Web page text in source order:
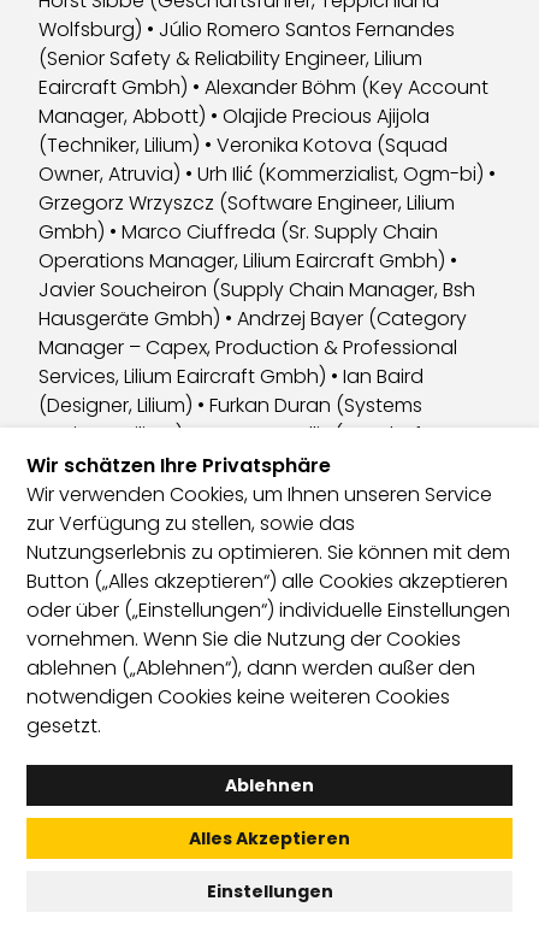
Wir schätzen Ihre Privatsphäre
Wir verwenden Cookies, um Ihnen unseren Service
zur Verfügung zu stellen, sowie das
Nutzungserlebnis zu optimieren. Sie können mit dem
Button („Alles akzeptieren“) alle Cookies akzeptieren
oder über („Einstellungen“) individuelle Einstellungen
vornehmen. Wenn Sie die Nutzung der Cookies
ablehnen („Ablehnen“), dann werden außer den
notwendigen Cookies keine weiteren Cookies
gesetzt.
Ablehnen
Alles Akzeptieren
Einstellungen